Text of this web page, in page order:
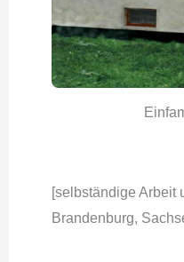
[selbständige Arbeit
Brandenburg,